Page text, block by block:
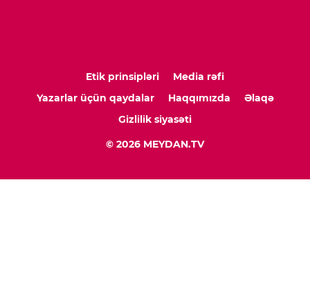
Etik prinsipləri
Media rəfi
Yazarlar üçün qaydalar
Haqqımızda
Əlaqə
Gizlilik siyasəti
© 2026 MEYDAN.TV